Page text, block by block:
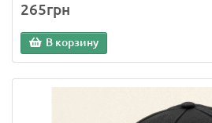
265грн
В корзину